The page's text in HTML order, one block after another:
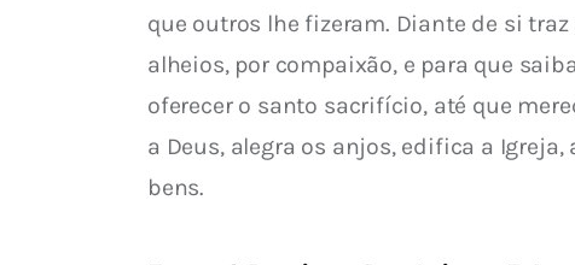
que outros lhe fizeram. Diante de si
alheios, por compaixão, e para que
oferecer o santo sacrifício, até que
a Deus, alegra os anjos, edifica a
bens.